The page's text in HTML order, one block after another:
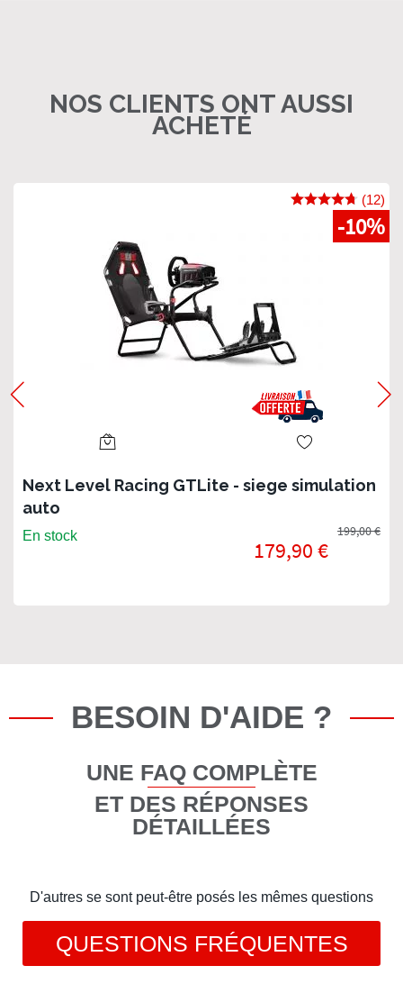
NOS CLIENTS ONT AUSSI
ACHETÉ
-10%
Next Level Racing GTLite - siege simulation
auto
(12)
En stock
179,90 €
199,00 €
BESOIN D'AIDE ?
UNE FAQ COMPLÈTE
ET DES RÉPONSES
DÉTAILLÉES
D'autres se sont peut-être posés les mêmes questions
QUESTIONS FRÉQUENTES